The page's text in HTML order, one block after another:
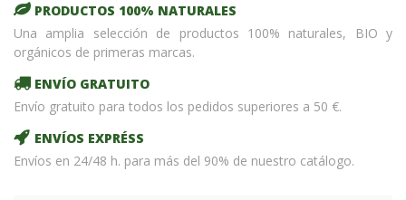
PRODUCTOS 100% NATURALES
Una amplia selección de productos 100% naturales, BIO y
orgánicos de primeras marcas.
ENVÍO GRATUITO
Envío gratuito para todos los pedidos superiores a 50 €.
ENVÍOS EXPRÉSS
Envíos en 24/48 h. para más del 90% de nuestro catálogo.